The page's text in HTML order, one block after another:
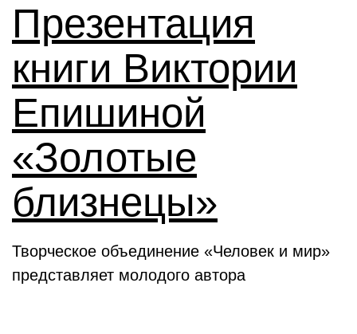
Презентация
книги Виктории
Епишиной
«Золотые
близнецы»
Творческое объединение «Человек и мир»
представляет молодого автора